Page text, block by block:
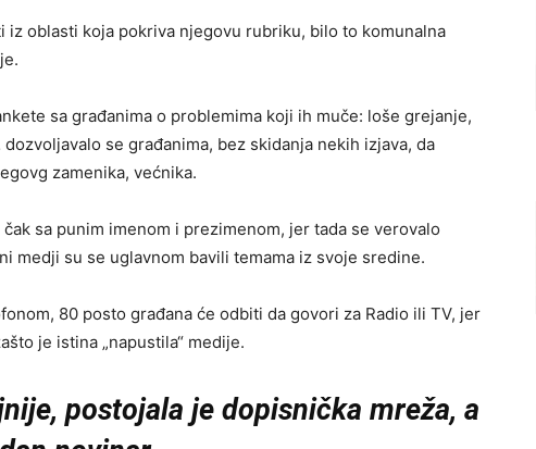
iz oblasti koja pokriva njegovu rubriku, bilo to komunalna
sa građanima o problemima koji ih muče: loše grejanje,
se građanima, bez skidanja nekih izjava, da
zamenika, većnika.
sa punim imenom i prezimenom, jer tada se verovalo
medji su se uglavnom bavili temama iz svoje sredine.
80 posto građana će odbiti da govori za Radio ili TV, jer
je istina „napustila“ medije.
postojala je dopisnička mreža, a